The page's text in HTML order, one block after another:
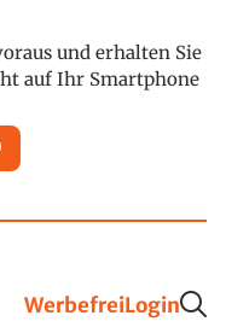
und erhalten Sie
auf Ihr Smartphone
WerbefreiLogin